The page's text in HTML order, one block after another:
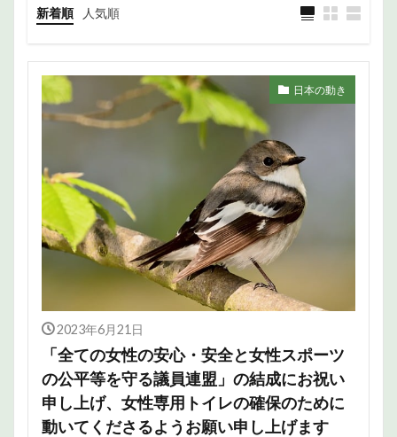
新着順 人気順
日本の動き
2023年6月21日
「全ての女性の安心・安全と女性スポーツ
の公平等を守る議員連盟」の結成にお祝い
申し上げ、女性専用トイレの確保のために
動いてくださるようお願い申し上げます